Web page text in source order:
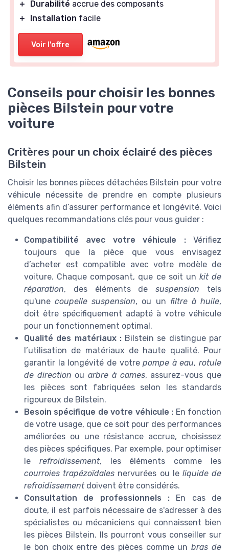
＋ Durabilité accrue des composants
＋
Installation facile
Voir l'offre
Conseils pour choisir les bonnes
pièces Bilstein pour votre
voiture
Critères pour un choix éclairé des pièces
Bilstein
Choisir les bonnes pièces détachées Bilstein pour votre
véhicule nécessite de prendre en compte plusieurs
éléments afin d’assurer performance et longévité. Voici
quelques recommandations clés pour vous guider :
Compatibilité avec votre véhicule :Vérifiez
toujours que la pièce que vous envisagez
d’acheter est compatible avec votre modèle de
voiture. Chaque composant, que ce soit un kit de
réparation, des éléments desuspension tels
qu'unecoupelle suspension, ou un filtre à huile,
doit être spécifiquement adapté à votre véhicule
pour un fonctionnement optimal.
Qualité des matériaux :Bilstein se distingue par
l’utilisation de matériaux de haute qualité. Pour
garantir la longévité de votrepompe à eau, rotule
de direction ouarbre à cames, assurez-vous que
les pièces sont fabriquées selon les standards
rigoureux de Bilstein.
Besoin spécifique de votre véhicule : En fonction
de votre usage, que ce soit pour des performances
améliorées ou une résistance accrue, choisissez
des pièces spécifiques. Par exemple, pour optimiser
le refroidissement, les éléments comme les
courroies trapézoïdales nervurées ou le liquide de
refroidissementdoivent être considérés.
Consultation de professionnels : En cas de
doute, il est parfois nécessaire de s'adresser à des
spécialistes ou mécaniciens qui connaissent bien
les pièces Bilstein. Ils pourront vous conseiller sur
le bon choix entre des pièces comme unbras de